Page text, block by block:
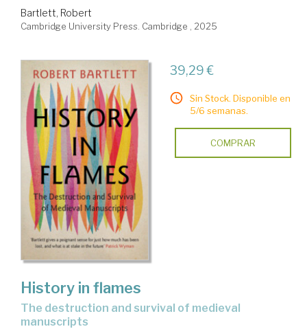
Bartlett, Robert
Cambridge University Press. Cambridge , 2025
39,29 €
Sin Stock. Disponible en
5/6 semanas.
COMPRAR
History in flames
the destruction and survival of medieval
manuscripts